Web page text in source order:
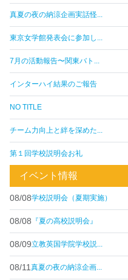
真夏の夜の納涼企画実話怪...
東京女学館発表会に参加し...
7月の活動報告〜関東バト...
インターハイ結果のご報告
NO TITLE
チーム力向上と絆を深めた...
第１回学校説明会お礼
イベント情報
08/08学校説明会（夏期実施）
08/08 『夏の高校説明会』
08/09立教英国学院学校説...
08/11 真夏の夜の納涼企画...